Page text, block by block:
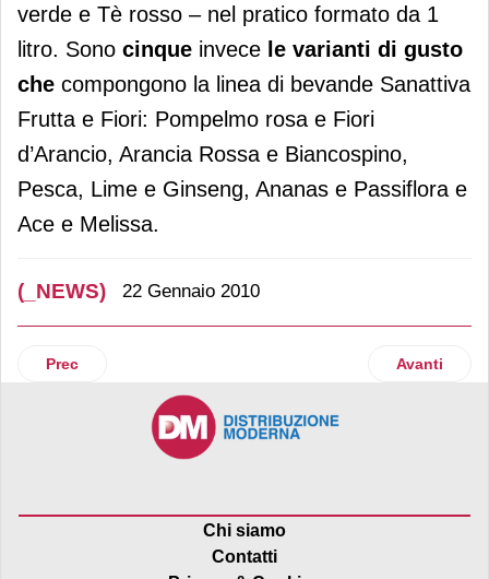
verde e Tè rosso – nel pratico formato da 1
litro. Sono cinque invece le varianti di gusto
che compongono la linea di bevande Sanattiva
Frutta e Fiori: Pompelmo rosa e Fiori
d’Arancio, Arancia Rossa e Biancospino,
Pesca, Lime e Ginseng, Ananas e Passiflora e
Ace e Melissa.
(_NEWS) 22 Gennaio 2010
Articolo precedente: McDonald’s Italia
Prec Articolo
Avanti
Chi siamo
Contatti